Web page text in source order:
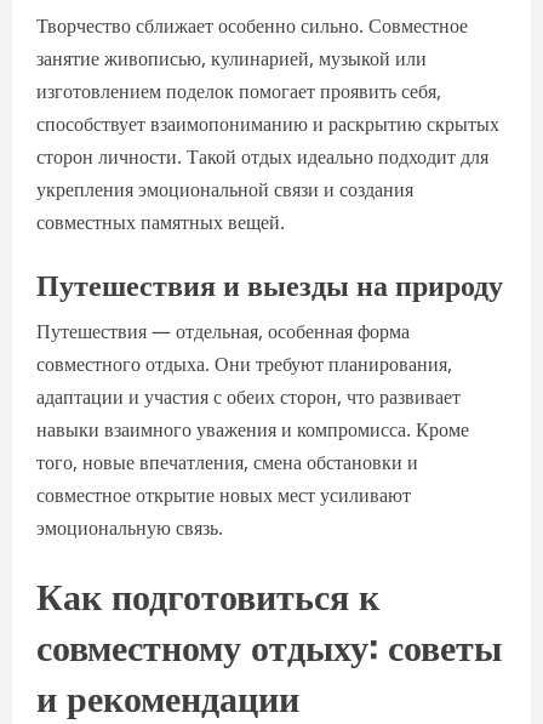
Творчество сближает особенно сильно. Совместное
занятие живописью, кулинарией, музыкой или
изготовлением поделок помогает проявить себя,
способствует взаимопониманию и раскрытию скрытых
сторон личности. Такой отдых идеально подходит для
укрепления эмоциональной связи и создания
совместных памятных вещей.
Путешествия и выезды на природу
Путешествия — отдельная, особенная форма
совместного отдыха. Они требуют планирования,
адаптации и участия с обеих сторон, что развивает
навыки взаимного уважения и компромисса. Кроме
того, новые впечатления, смена обстановки и
совместное открытие новых мест усиливают
эмоциональную связь.
Как подготовиться к
совместному отдыху: советы
и рекомендации